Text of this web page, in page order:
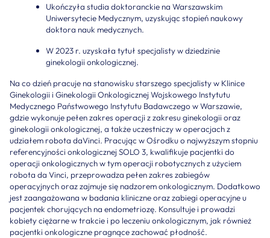
Ukończyła studia doktoranckie na Warszawskim
Uniwersytecie Medycznym, uzyskując stopień naukowy
doktora nauk medycznych.
W 2023 r. uzyskała tytuł specjalisty w dziedzinie
ginekologii onkologicznej.
Na co dzień pracuje na stanowisku starszego specjalisty w Klinice
Ginekologii i Ginekologii Onkologicznej Wojskowego Instytutu
Medycznego Państwowego Instytutu Badawczego w Warszawie,
gdzie wykonuje pełen zakres operacji z zakresu ginekologii oraz
ginekologii onkologicznej, a także uczestniczy w operacjach z
udziałem robota daVinci. Pracując w Ośrodku o najwyższym stopniu
referencyjności onkologicznej SOLO 3, kwalifikuje pacjentki do
operacji onkologicznych w tym operacji robotycznych z użyciem
robota da Vinci, przeprowadza pełen zakres zabiegów
operacyjnych oraz zajmuje się nadzorem onkologicznym. Dodatkowo
jest zaangażowana w badania kliniczne oraz zabiegi operacyjne u
pacjentek chorujących na endometriozę. Konsultuje i prowadzi
kobiety ciężarne w trakcie i po leczeniu onkologicznym, jak również
pacjentki onkologiczne pragnące zachować płodność.